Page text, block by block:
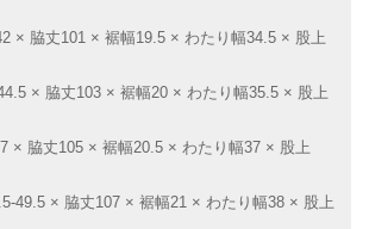
× 脇丈101 × 裾幅19.5 × わたり幅34.5 × 股上
× 脇丈103 × 裾幅20 × わたり幅35.5 × 股上
× 脇丈105 × 裾幅20.5 × わたり幅37 × 股上
49.5 × 脇丈107 × 裾幅21 × わたり幅38 × 股上